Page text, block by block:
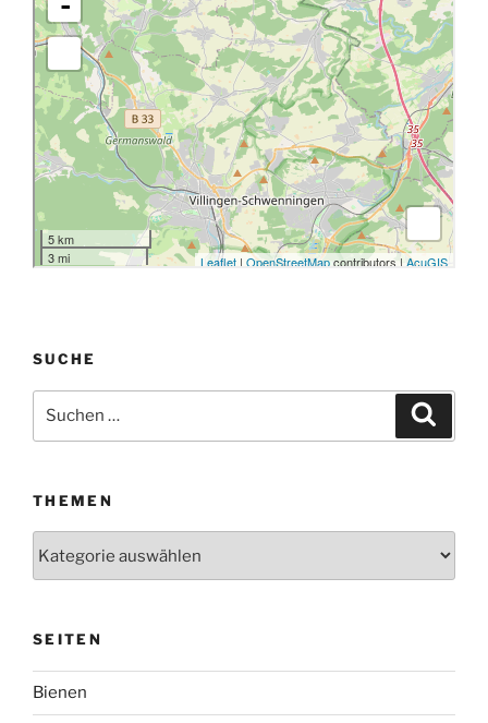
SUCHE
nach:
THEMEN
SEITEN
Bienen